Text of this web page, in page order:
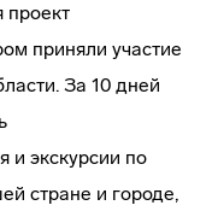
проект
приняли участие
За 10 дней
и экскурсии по
стране и городе,